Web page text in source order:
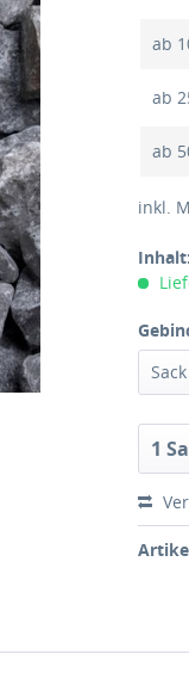
ab
ab
ab
inkl.
Inhalt: